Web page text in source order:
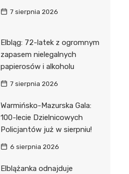
7 sierpnia 2026
Elbląg: 72-latek z ogromnym
zapasem nielegalnych
papierosów i alkoholu
7 sierpnia 2026
Warmińsko-Mazurska Gala:
100-lecie Dzielnicowych
Policjantów już w sierpniu!
6 sierpnia 2026
Elblążanka odnajduje